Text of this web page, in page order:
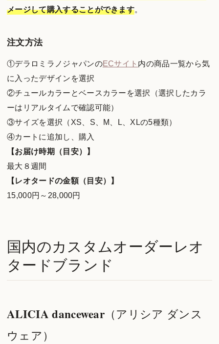
メージして購入することができます。
注文方法
①デラロミラノジャパンのECサイト 内の商品一覧から気
に入ったデザインを選択
②チュールカラーとベースカラーを選択（選択したカラ
ーはリアルタイムで確認可能）
③サイズを選択（XS、S、M、L、XLの5種類）
④カートに追加し、購入
【お届け時期（目安）】
最大８週間
【レオタードの金額（目安）】
15,000円～28,000円
国内のカスタムオーダーレオ
タードブランド
ALICIA dancewear （アリシア ダンス
ウェア）